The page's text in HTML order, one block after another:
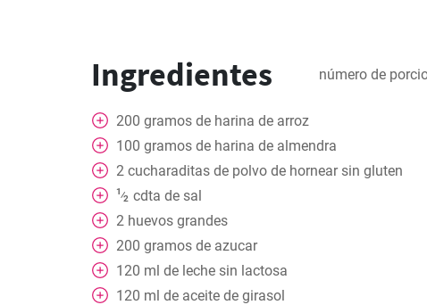
Ingredientes número de
200 gramos de harina de arroz
100 gramos de harina de almendra
2 cucharaditas de polvo de hornear sin gluten
1⁄2 cdta de sal
2 huevos grandes
200 gramos de azucar
120 ml de leche sin lactosa
120 ml de aceite de girasol